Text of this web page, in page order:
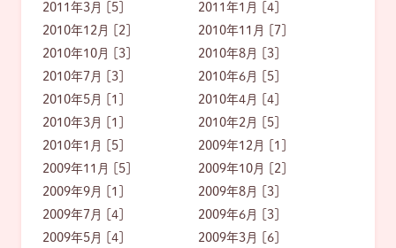
2011年3月 [5]
2011年1月 [4]
2010年12月 [2]
2010年11月 [7]
2010年10月 [3]
2010年8月 [3]
2010年7月 [3]
2010年6月 [5]
2010年5月 [1]
2010年4月 [4]
2010年3月 [1]
2010年2月 [5]
2010年1月 [5]
2009年12月 [1]
2009年11月 [5]
2009年10月 [2]
2009年9月 [1]
2009年8月 [3]
2009年7月 [4]
2009年6月 [3]
2009年5月 [4]
2009年3月 [6]